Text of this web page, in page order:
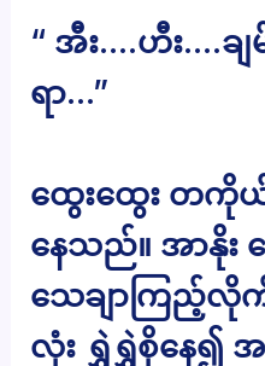
“ အီး….ဟီး….ခ
ရာ…”
ထွေးထွေး တကို
နေသည်။ အာနိုး
သေချာကြည့်
လုံး ရွှဲရွှဲစိုနေ၍ အ